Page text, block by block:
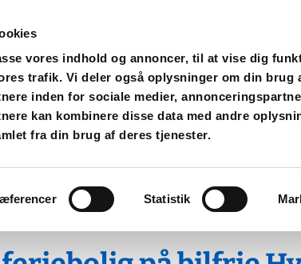
vores indhold og annoncer, til at vise dig
trafik. Vi deler også oplysninger om din brug
inden for sociale medier,
kan kombinere disse data med andre
fra din brug af deres tjenester.
Statistik
ø Hydra
kvm) Feriebolig 2 PERIVOLI (65 kvm)